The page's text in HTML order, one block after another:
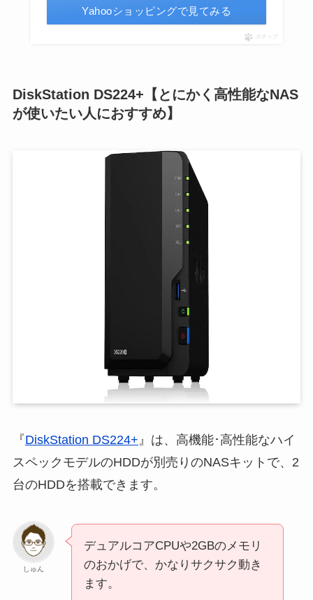
Yahooショッピングで見てみる
ポチップ
DiskStation DS224+【とにかく高性能なNAS
が使いたい人におすすめ】
『DiskStation DS224+』は、高機能･高性能なハイ
スペックモデルのHDDが別売りのNASキットで、2
台のHDDを搭載できます。
しゅん
デュアルコアCPUや2GBのメモリ
のおかげで、かなりサクサク動き
ます。